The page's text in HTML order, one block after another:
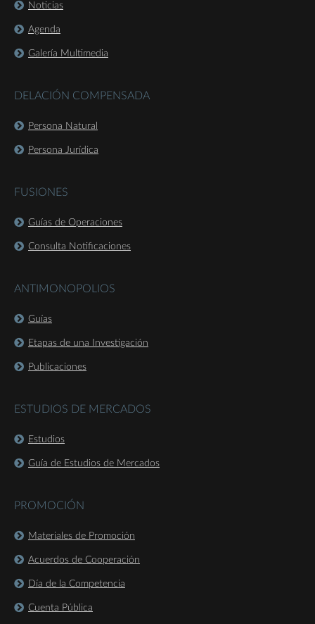
Noticias
Agenda
Galería Multimedia
DELACIÓN COMPENSADA
Persona Natural
Persona Jurídica
FUSIONES
Guías de Operaciones
Consulta Notificaciones
ANTIMONOPOLIOS
Guías
Etapas de una Investigación
Publicaciones
ESTUDIOS DE MERCADOS
Estudios
Guía de Estudios de Mercados
PROMOCIÓN
Materiales de Promoción
Acuerdos de Cooperación
Día de la Competencia
Cuenta Pública